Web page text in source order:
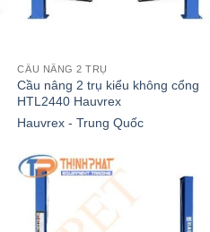
CẦU NÂNG 2 TRỤ
Cầu nâng 2 trụ kiểu không cổng
HTL2440 Hauvrex
Hauvrex - Trung Quốc